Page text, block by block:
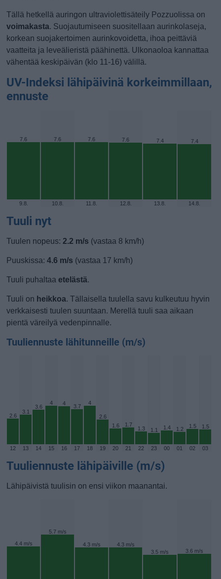
Tällä hetkellä auringon ultraviolettisäteily Pozzuolissa on
voimakasta. Suojautumiseen suositellaan aurinkolaseja,
korkean suojakertoimen aurinkovoidetta, ihoa peittäviä
vaatteita ja leveälieristä päähinettä. Ulkonaoloa kannattaa
vähentää keskipäivän (klo 11-16) välillä.
UV-Indeksi lähipäivinä korkeimmillaan,
ennuste
7.6 7.6 7.6 7.6 7.4 7.4
9.8. 10.8. 11.8. 12.8. 13.8. 14.8.
Tuuli nyt
Tuulen nopeus:2.2 m/s (vastaa 8 km/h)
Puuskissa:4.6 m/s (vastaa 17 km/h)
Tuuli puhaltaa etelästä.
Tuuli on heikkoa. Tällaisella tuulella savu kulkeutuu hyvin
verkkaisesti tuulen suuntaan. Merellä tuuli saa aikaan
pientä väreilyä vedenpinnalle.
Tuuliennuste lähitunneille (m/s)
2.6
3.1
3.6
4 4 3.7
4
2.6
1.6
1.7
1.3 1.1 1.4 1.2 1.5 1.5
12 13 14 15 16 17 18 19 20 21 22 23 00 01 02 03
Tuuliennuste lähipäiville (m/s)
Lähipäivistä tuulisin on ensi viikon maanantai.
4.4 m/s
5.7 m/s
4.3 m/s
4.3 m/s
3.5 m/s
3.6 m/s